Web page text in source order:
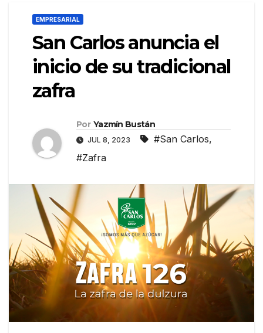
EMPRESARIAL
San Carlos anuncia el
inicio de su tradicional
zafra
Por Yazmín Bustán
JUL 8, 2023 #San Carlos,
#Zafra